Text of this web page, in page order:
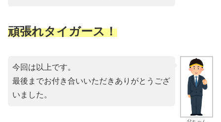
頑張れタイガース！
今回は以上です。
最後までお付き合いいただきありがとうござ
いました。